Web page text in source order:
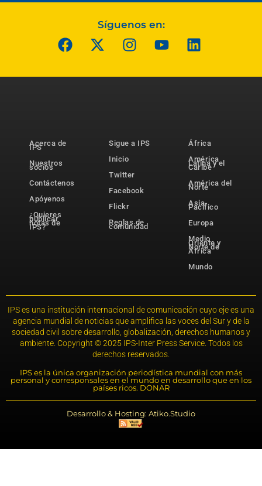
Síguenos en:
Acerca de
IPS
Nuestros
socios
Contáctenos
Apóyenos
¿Quieres
publicar
notas de
IPS?
Sigue a IPS
Inicio
Twitter
Facebook
Flickr
Reglas de
comunidad
África
América
Latina y el
Caribe
América del
Norte
Asia-
Pacífico
Europa
Medio
Oriente y
Norte de
África
Mundo
IPS es una institución internacional de comunicación cuyo eje es una
agencia mundial de noticias que amplifica las voces del Sur y de la
sociedad civil sobre desarrollo, globalización, derechos humanos y
ambiente. Copyright © 2025 IPS-Inter Press Service. Todos los
derechos reservados.
IPS es la única organización periodística mundial con más
personal y corresponsales en el mundo en desarrollo que en los
países ricos. DONAR
Desarrollo & Hosting: Atiko.Studio